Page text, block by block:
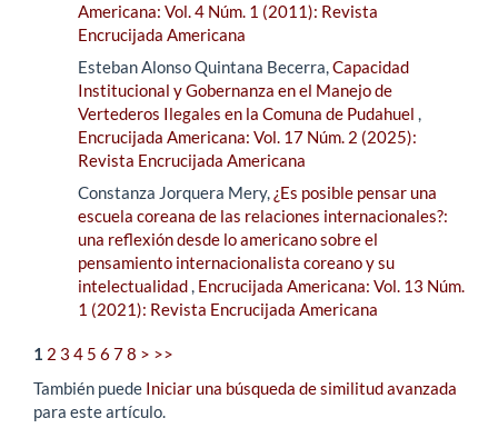
Americana: Vol. 4 Núm. 1 (2011): Revista
Encrucijada Americana
Esteban Alonso Quintana Becerra,Capacidad
Institucional y Gobernanza en el Manejo de
Vertederos Ilegales en la Comuna de Pudahuel ,
Encrucijada Americana: Vol. 17 Núm. 2 (2025):
Revista Encrucijada Americana
Constanza Jorquera Mery, ¿Es posible pensar una
escuela coreana de las relaciones internacionales?:
una reflexión desde lo americano sobre el
pensamiento internacionalista coreano y su
intelectualidad, Encrucijada Americana: Vol. 13 Núm.
1 (2021): Revista Encrucijada Americana
1 2 3 4 5 6 78 > >>
También puede Iniciar una búsqueda de similitud avanzada
para este artículo.